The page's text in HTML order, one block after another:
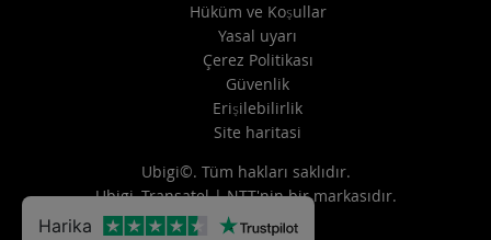
Hüküm ve Koşullar
Yasal uyarı
Çerez Politikası
Güvenlik
Erişilebilirlik
Site haritasi
Ubigi©. Tüm hakları saklıdır.
Ubigi,Transatel | NTT'nin bir markasıdır.
Harika